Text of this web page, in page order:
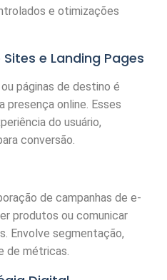
e otimizações
e Landing Pages
páginas de destino é
online. Esses
do usuário,
conversão.
de campanhas de e-
produtos ou comunicar
Envolve segmentação,
de métricas.